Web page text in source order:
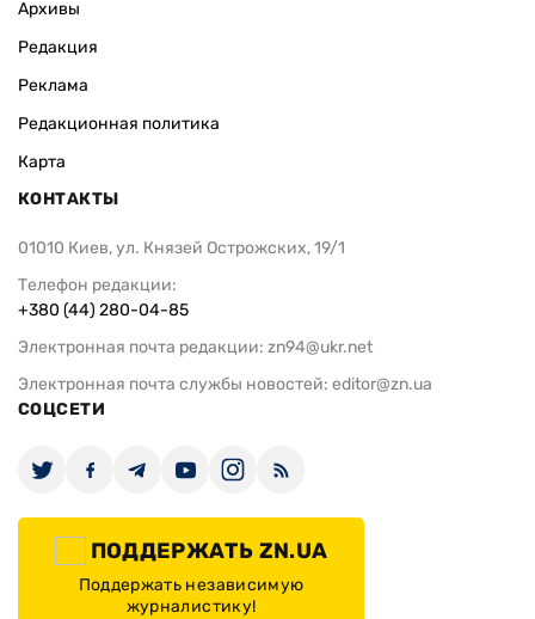
Архивы
Редакция
Реклама
Редакционная политика
Карта
КОНТАКТЫ
01010 Киев, ул. Князей Острожских, 19/1
Телефон редакции:
+380 (44) 280-04-85
Электронная почта редакции: zn94@ukr.net
Электронная почта службы новостей: editor@zn.ua
СОЦСЕТИ
ПОДДЕРЖАТЬ ZN.UA
Поддержать независимую
журналистику!